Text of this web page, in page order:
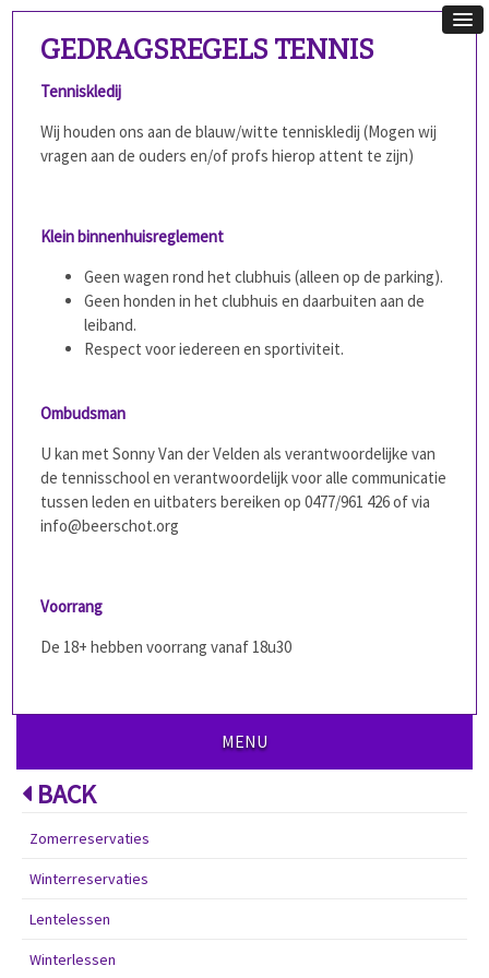
GEDRAGSREGELS TENNIS
Tenniskledij
Wij houden ons aan de blauw/witte tenniskledij (Mogen wij
vragen aan de ouders en/of profs hierop attent te zijn)
Klein binnenhuisreglement
Geen wagen rond het clubhuis (alleen op de parking).
Geen honden in het clubhuis en daarbuiten aan de
leiband.
Respect voor iedereen en sportiviteit.
Ombudsman
U kan met Sonny Van der Velden als verantwoordelijke van
de tennisschool en verantwoordelijk voor alle communicatie
tussen leden en uitbaters bereiken op 0477/961 426 of via
info@beerschot.org
Voorrang
De 18+ hebben voorrang vanaf 18u30
MENU
BACK
Zomerreservaties
Winterreservaties
Lentelessen
Winterlessen